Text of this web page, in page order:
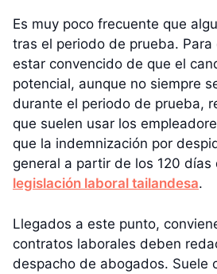
Es muy poco frecuente que
tras el periodo de prueba. Para
estar convencido de que el
potencial, aunque no siempre
durante el periodo de prueba,
que suelen usar los
que la indemnización por
general a partir de los 120 días
legislación laboral tailandesa.
Llegados a este punto,
contratos laborales deben
despacho de abogados. Suele